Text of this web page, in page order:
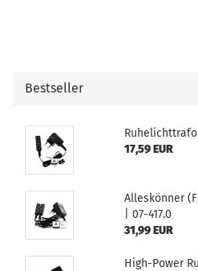
Bestseller
17,59 EUR
Alleskönner
| 07-417.0
31,99 EUR
High-Power